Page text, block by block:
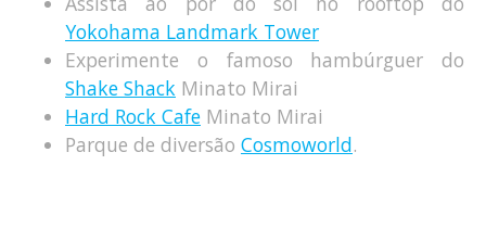
Yokohama Landmark Tower
Experimente o famoso hambúrguer do
Shake Shack Minato Mirai
Hard Rock Cafe Minato Mirai
Parque de diversão Cosmoworld.